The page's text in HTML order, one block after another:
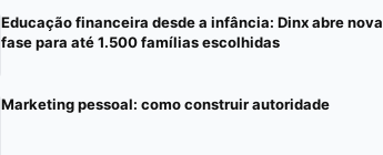
Educação financeira desde a infância: Dinx abre nova
fase para até 1.500 famílias escolhidas
Marketing pessoal: como construir autoridade